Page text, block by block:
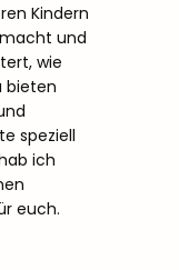
Kindern
und
wie
bieten
speziell
ich
euch.